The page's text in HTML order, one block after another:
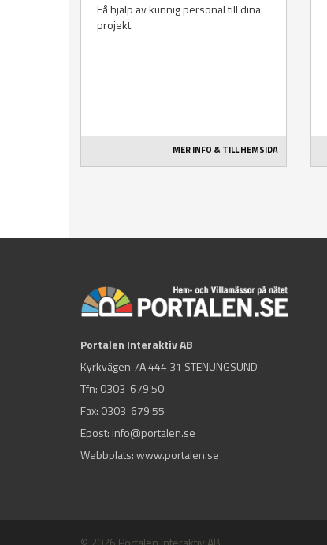
Få hjälp av kunnig personal till dina
projekt
MER INFO & TILL HEMSIDA
Portalen Interaktiv AB
Kyrkvägen 7A 444 31 STENUNGSUND
Tfn: 0303-679 50
Fax: 0303-679 55
Epost: info@portalen.se
Webbplats: www.portalen.se